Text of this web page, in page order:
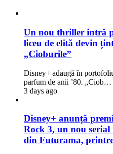
Un nou thriller intră
liceu de elită devin
„Cioburile”
Disney+ adaugă în
parfum de anii ’80. „Ciob…
3 days ago
Disney+ anunță
Rock 3, un nou serial
din Futurama,